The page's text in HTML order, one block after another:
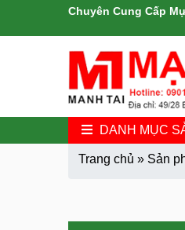
Chuyên Cung Cấp
DANH MỤC
Trang chủ » Sản